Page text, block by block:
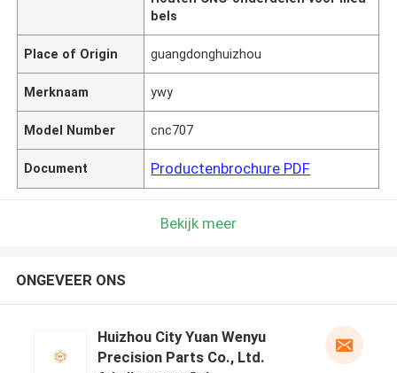
bels
Place of Origin guangdonghuizhou
Merknaam ywy
Model Number cnc707
Document Productenbrochure PDF
Bekijk meer
ONGEVEER ONS
Huizhou City Yuan Wenyu
Precision Parts Co., Ltd.